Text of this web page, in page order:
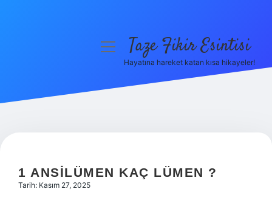
Hakkımızda
menüyüTaze Fikir Esintisi
Hayatına hareket katan kısa hikayeler!
1 ANSILÜMEN KAÇ LÜMEN ?
Tarih: Kasım 27, 2025